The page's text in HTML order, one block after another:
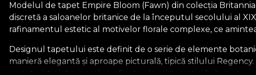
Modelul de tapet Empire Bloom (Fawn) din colecția
discretă a saloanelor britanice de la începutul secolului al
rafinamentul estetic al motivelor florale complexe, ce
Designul tapetului este definit de o serie de elemente
manieră elegantă și aproape picturală, tipică stilului